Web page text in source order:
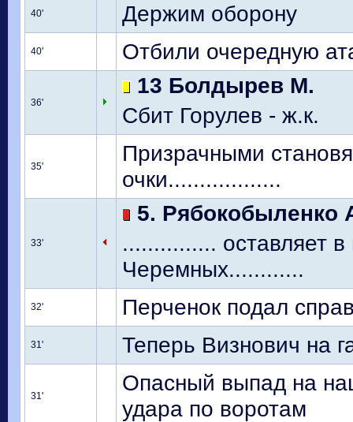
40' Держим оборону
40' Отбили очередную
36'
13 Болдырев М.
Сбит Горулев - ж.к.
35'
Призрачными
очки..................
33'
5. Рябокобыленко
............... оставляет
Черемных............
32' Перченок подал
31' Теперь Визнович на
31'
Опасный выпад на
удара по воротам